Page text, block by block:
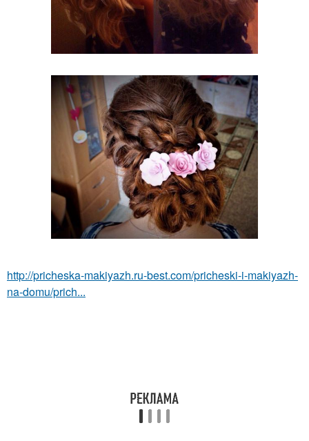
http://pricheska-makiyazh.ru-best.com/pricheski-i-makiyazh-
na-domu/prich...